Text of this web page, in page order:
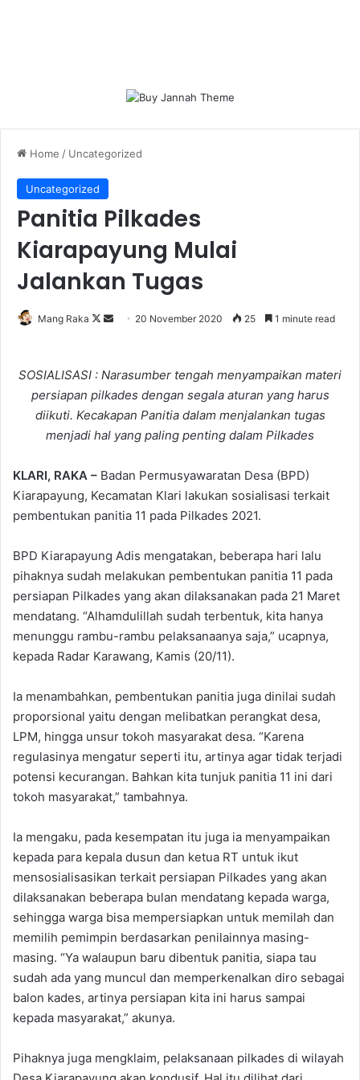
Home / Uncategorized
Uncategorized
Panitia Pilkades
Kiarapayung Mulai
Jalankan Tugas
Mang Raka
Follow
Send 20 November 2020 25 1 minute read
SOSIALISASI : Narasumber tengah menyampaikan materi
persiapan pilkades dengan segala aturan yang harus
diikuti. Kecakapan Panitia dalam menjalankan tugas
menjadi hal yang paling penting dalam Pilkades
KLARI, RAKA – Badan Permusyawaratan Desa (BPD)
Kiarapayung, Kecamatan Klari lakukan sosialisasi terkait
pembentukan panitia 11 pada Pilkades 2021.
BPD Kiarapayung Adis mengatakan, beberapa hari lalu
pihaknya sudah melakukan pembentukan panitia 11 pada
persiapan Pilkades yang akan dilaksanakan pada 21 Maret
mendatang. “Alhamdulillah sudah terbentuk, kita hanya
menunggu rambu-rambu pelaksanaanya saja,” ucapnya,
kepada Radar Karawang, Kamis (20/11).
Ia menambahkan, pembentukan panitia juga dinilai sudah
proporsional yaitu dengan melibatkan perangkat desa,
LPM, hingga unsur tokoh masyarakat desa. “Karena
regulasinya mengatur seperti itu, artinya agar tidak terjadi
potensi kecurangan. Bahkan kita tunjuk panitia 11 ini dari
tokoh masyarakat,” tambahnya.
Ia mengaku, pada kesempatan itu juga ia menyampaikan
kepada para kepala dusun dan ketua RT untuk ikut
mensosialisasikan terkait persiapan Pilkades yang akan
dilaksanakan beberapa bulan mendatang kepada warga,
sehingga warga bisa mempersiapkan untuk memilah dan
memilih pemimpin berdasarkan penilainnya masing-
masing. “Ya walaupun baru dibentuk panitia, siapa tau
sudah ada yang muncul dan memperkenalkan diro sebagai
balon kades, artinya persiapan kita ini harus sampai
kepada masyarakat,” akunya.
Pihaknya juga mengklaim, pelaksanaan pilkades di wilayah